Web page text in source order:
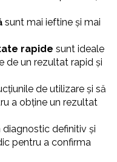
sunt mai ieftine și mai
rapide sunt ideale
de un rezultat rapid și
de utilizare și să
a obține un rezultat
diagnostic definitiv și
pentru a confirma